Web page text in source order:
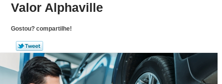
Valor Alphaville
Gostou? compartilhe!